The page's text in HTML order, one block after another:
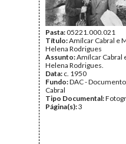
Pasta:05221.000.021
Título:Amílcar Cabral e
Helena Rodrigues
Assunto:Amílcar Cabral
Helena Rodrigues.
Data: c. 1950
Fundo:DAC -
Cabral
Tipo Documental:
Página(s):3